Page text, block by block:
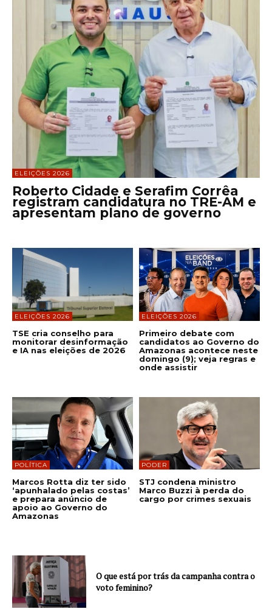
ELEIÇÕES 2026
Roberto Cidade e Serafim Corrêa
registram candidatura no TRE-AM e
apresentam plano de governo
ELEIÇÕES 2026
TSE cria conselho para
monitorar desinformação
e IA nas eleições de 2026
ELEIÇÕES 2026
Primeiro debate com
candidatos ao Governo do
Amazonas acontece neste
domingo (9); veja regras e
onde assistir
POLÍTICA
Marcos Rotta diz ter sido
‘apunhalado pelas costas’
e prepara anúncio de
apoio ao Governo do
Amazonas
PODER
STJ condena ministro
Marco Buzzi à perda do
cargo por crimes sexuais
O que está por trás da campanha contra o
voto feminino?